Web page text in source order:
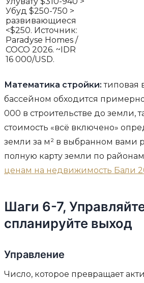
Убуд $250-750 >
развивающиеся
<$250. Источник:
Paradyse Homes /
COCO 2026. ~IDR
16 000/USD.
Математика стройки: типовая
бассейном обходится
000 в строительстве до земли,
стоимость «всё включено»
земли за м² в выбранном вами
полную карту земли по
ценам на недвижимость Бали
Шаги 6-7,
спланируйте выход
Управление
Число, которое превращает